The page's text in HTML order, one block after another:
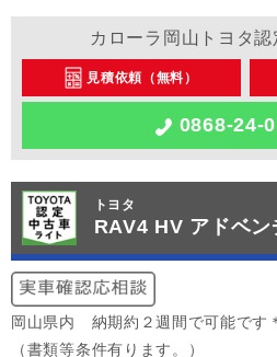
カローラ岡山トヨタ
見積依頼（無料）
0868-24-
トヨタ
RAV4 HV アドベン
岡山県内 納期約２週間で可能です
（書類等条件有ります。）